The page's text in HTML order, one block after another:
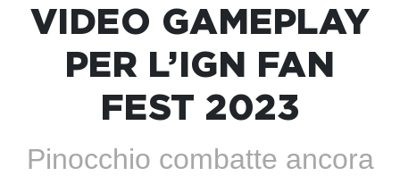
VIDEO GAMEPLAY
PER L’IGN FAN
FEST 2023
Pinocchio combatte ancora